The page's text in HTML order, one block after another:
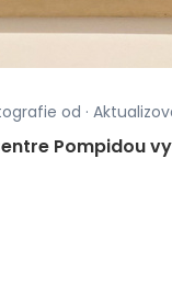
od ·
Pompidou